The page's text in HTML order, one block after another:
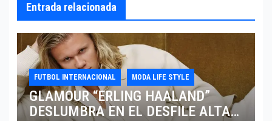
Entrada relacionada
FUTBOL INTERNACIONAL MODA LIFE STYLE
GLAMOUR “ERLING HAALAND”
DESLUMBRA EN EL DESFILE ALTA